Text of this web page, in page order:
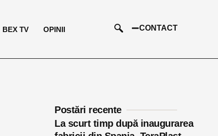
BEX TV OPINII CONTACT
Postări recente
La scurt timp după inaugurarea